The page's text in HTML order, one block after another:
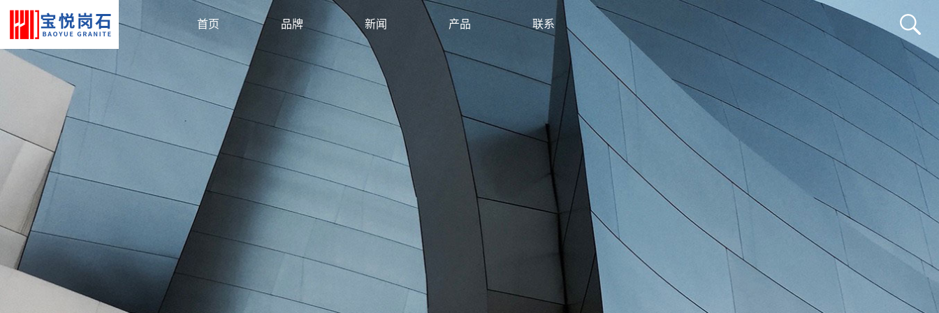
首页 品牌 新闻 产品 联系